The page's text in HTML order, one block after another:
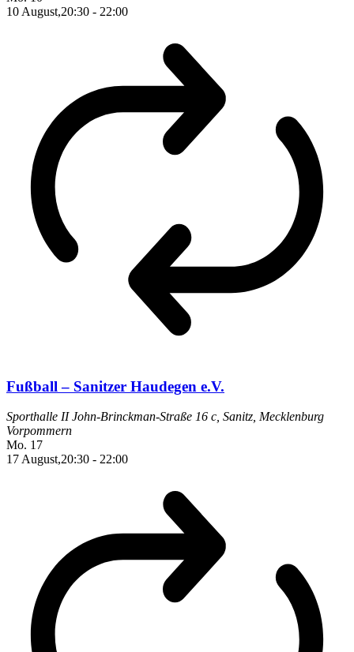
10 August,20:30 - 22:00
Fußball – Sanitzer Haudegen e.V.
Sporthalle IIJohn-Brinckman-Straße 16 c, Sanitz, Mecklenburg
Vorpommern
Mo. 17
17 August,20:30 - 22:00